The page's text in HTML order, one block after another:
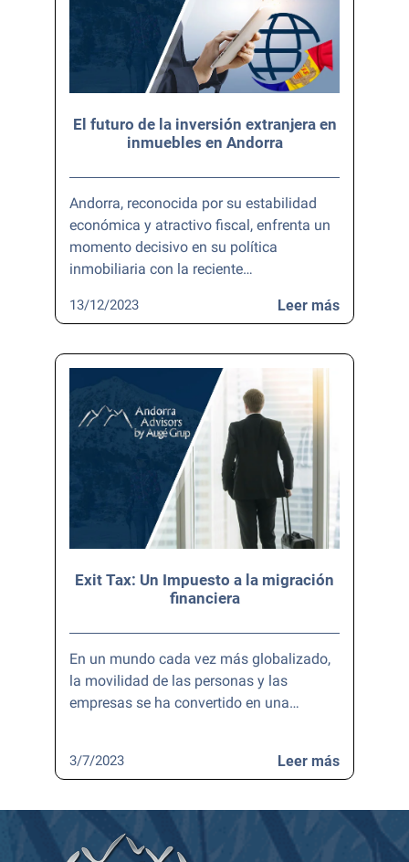
El futuro de la inversión extranjera en
inmuebles en Andorra
Andorra, reconocida por su estabilidad
económica y atractivo fiscal, enfrenta un
momento decisivo en su política
inmobiliaria con la reciente…
Leer más
13/12/2023
Exit Tax: Un Impuesto a la migración
financiera
En un mundo cada vez más globalizado,
la movilidad de las personas y las
empresas se ha convertido en una…
Leer más
3/7/2023